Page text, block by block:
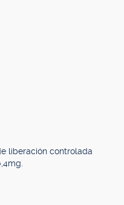
liberación controlada